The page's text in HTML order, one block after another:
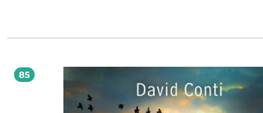
który rozwiązuje zagadki tajemniczych zbrodni dziejących się na terenie
międzynarodowej instytucji w Rzymie.
85